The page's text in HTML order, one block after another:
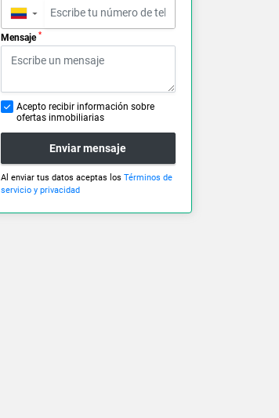
▼
Mensaje *
Acepto recibir información sobre
ofertas inmobiliarias
Enviar mensaje
Al enviar tus datos aceptas los Términos de
servicio y privacidad